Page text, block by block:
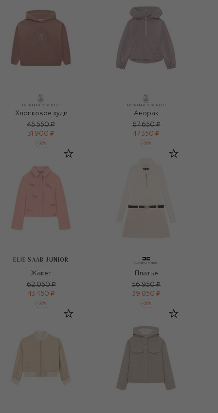
Хлопковое худи
45 550 ₽
31 900 ₽
-30%
Анорак
67 650 ₽
47 350 ₽
-30%
ELIE SAAB JUNIOR
Жакет
62 050 ₽
43 450 ₽
-30%
Платье
56 950 ₽
39 850 ₽
-30%